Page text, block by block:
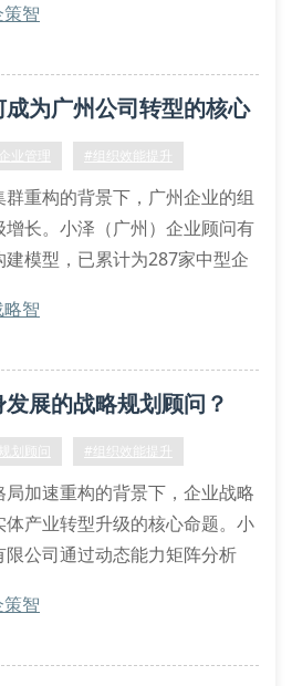
为战略规划冗余度超标、资源
战略规划重构。
智
为广州公司转型的核心
业管理 #组织效能提升
重构的背景下，广州企业的组
长。小泽（广州）企业顾问有
模型，已累计为287家中型企
特别在价值链重构领域形成独
时，传统的swot分析已难以
略规划实施团队采用场景化规
智
展的战略规划顾问？
划顾问 #组织效能提升
加速重构的背景下，企业战略
产业转型升级的核心命题。小
公司通过动态能力矩阵分析
型后，三年内实现资产周转率
智